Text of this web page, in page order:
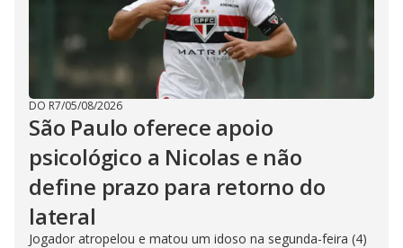
DO R7/05/08/2026
São Paulo oferece apoio
psicológico a Nicolas e não
define prazo para retorno do
lateral
Jogador atropelou e matou um idoso na segunda-feira (4)